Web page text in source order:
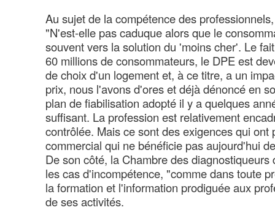
Au sujet de la compétence des
"N'est-elle pas caduque alors que le
souvent vers la solution du 'moins cher'. Le
60 millions de consommateurs, le DPE est
de choix d'un logement et, à ce titre, a un
prix, nous l'avons d'ores et déjà dénoncé en
plan de fiabilisation adopté il y a quelques
suffisant. La profession est relativement
contrôlée. Mais ce sont des exigences qui ont
commercial qui ne bénéficie pas aujourd'hui
De son côté, la Chambre des
les cas d'incompétence, "comme dans toute
la formation et l'information prodiguée aux
de ses activités.